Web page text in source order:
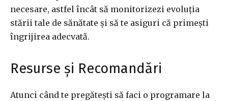
necesare, astfel încât să monitorizezi evoluția
stării tale de sănătate și să te asiguri că primești
îngrijirea adecvată.
Resurse și Recomandări
Atunci când te pregătești să faci o programare la